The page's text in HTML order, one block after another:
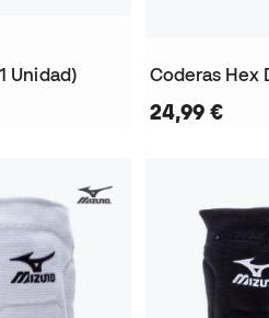
Unidad)
Coderas Hex
24,99 €